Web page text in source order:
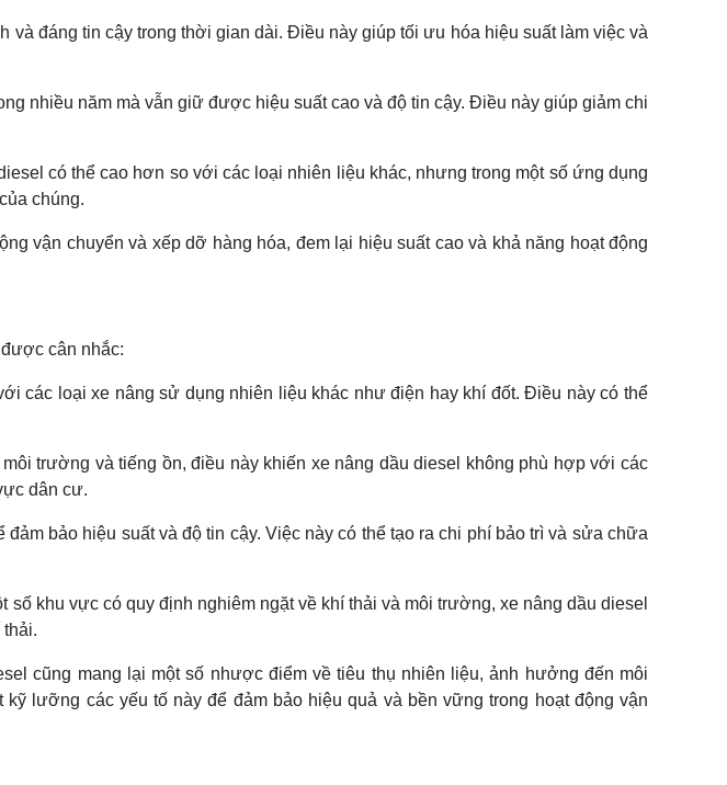
đáng tin cậy trong thời gian dài. Điều này giúp tối ưu hóa hiệu suất làm việc và
nhiều năm mà vẫn giữ được hiệu suất cao và độ tin cậy. Điều này giúp giảm chi
có thể cao hơn so với các loại nhiên liệu khác, nhưng trong một số ứng dụng
chúng.
vận chuyển và xếp dỡ hàng hóa, đem lại hiệu suất cao và khả năng hoạt động
cân nhắc:
các loại xe nâng sử dụng nhiên liệu khác như điện hay khí đốt. Điều này có thể
trường và tiếng ồn, điều này khiến xe nâng dầu diesel không phù hợp với các
dân cư.
bảo hiệu suất và độ tin cậy. Việc này có thể tạo ra chi phí bảo trì và sửa chữa
khu vực có quy định nghiêm ngặt về khí thải và môi trường, xe nâng dầu diesel
cũng mang lại một số nhược điểm về tiêu thụ nhiên liệu, ảnh hưởng đến môi
lưỡng các yếu tố này để đảm bảo hiệu quả và bền vững trong hoạt động vận